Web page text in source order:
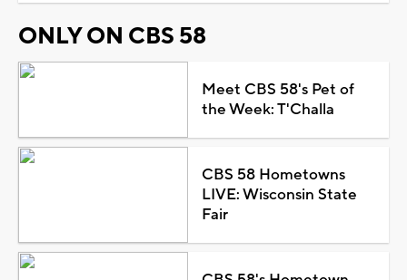
ONLY ON CBS 58
Meet CBS 58's Pet of
the Week: T'Challa
CBS 58 Hometowns
LIVE: Wisconsin State
Fair